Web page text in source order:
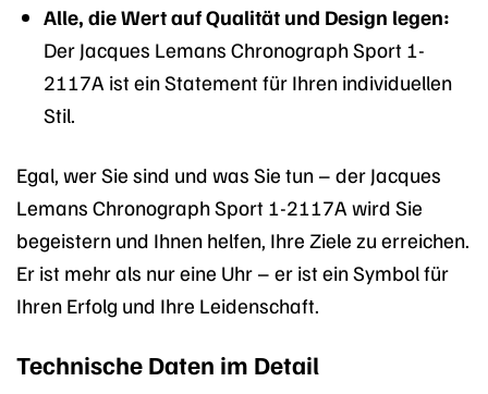
Alle, die Wert auf Qualität und Design legen:
Der Jacques Lemans Chronograph Sport 1-
2117A ist ein Statement für Ihren individuellen
Stil.
Egal, wer Sie sind und was Sie tun – der Jacques
Lemans Chronograph Sport 1-2117A wird Sie
begeistern und Ihnen helfen, Ihre Ziele zu erreichen.
Er ist mehr als nur eine Uhr – er ist ein Symbol für
Ihren Erfolg und Ihre Leidenschaft.
Technische Daten im Detail